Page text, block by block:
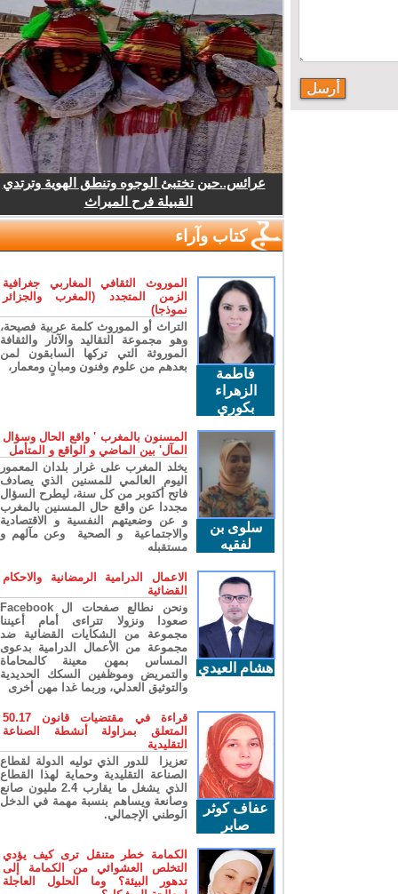
عرائس..حين تختبئ الوجوه وتنطق الهوية وترتدي
القبيلة فرح الميراث
كتاب وآراء
فاطمة
الزهراء
بكوري
الموروث الثقافي المغاربي جغرافية
الزمن المتجدد (المغرب والجزائر
نموذجا)
التراث أو الموروث كلمة عربية فصيحة،
وهو مجموعة التقاليد والآثار والثقافة
الموروثة التي تركها السابقون لمن
بعدهم من علوم وفنون ومبانٍ ومعمار،
سلوى بن
لفقيه
المسنون بالمغرب ' واقع الحال وسؤال
المآل' بين الماضي و الواقع و المتأمل
يخلد المغرب على غرار بلدان المعمور
اليوم العالمي للمسنين الذي يصادف
فاتح أكتوبر من كل سنة، ليطرح السؤال
مجددا عن واقع حال المسنين بالمغرب
و عن وضعيتهم النفسية و الاقتصادية
والاجتماعية و الصحية وعن مآلهم و
مستقبله
هشام العيدي
الاعمال الدرامية الرمضانية والاحكام
القضائية
ونحن نطالع صفحات ال Facebook
صعودا ونزولا تتراءى أمام أعيننا
مجموعة من الشكايات القضائية ضد
مجموعة من الأعمال الدرامية بدعوى
المساس بمهن معينة كالمحاماة
والتمريض وموظفين السكك الحديدية
والتوثيق العدلي، وربما غدا مهن أخرى
عفاف كوثر
صابر
قراءة في مقتضيات قانون 50.17
المتعلق بمزاولة أنشطة الصناعة
التقليدية
تعزيزا للدور الذي توليه الدولة لقطاع
الصناعة التقليدية وحماية لهذا القطاع
الذي يشغل ما يقارب 2.4 مليون صانع
وصانعة ويساهم بنسبة مهمة في الدخل
الوطني الإجمالي.
الكمامة خطر متنقل ترى كيف يؤدي
التخلص العشوائي من الكمامة إلى
تدهور البيئة؟ وما الحلول العاجلة